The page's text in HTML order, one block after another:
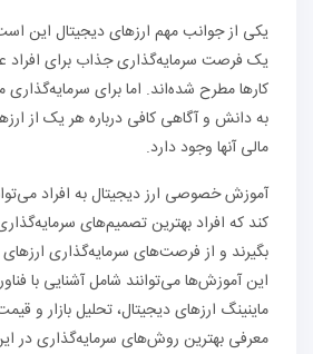
یکی از جوانب مهم ارزهای دیجیتال این
یک فرصت سرمایه‌گذاری جذاب برای
کارها مطرح شده‌اند. اما برای سرمایه‌گذاری
به دانش و آگاهی کافی درباره هر یک از
مالی آنها وجود دارد.
آموزش خصوصی ارز دیجیتال به افراد
کند که افراد بهترین تصمیم‌های
بگیرند و از فرصت‌های سرمایه‌گذاری ارزهای
این آموزش‌ها می‌توانند شامل آشنایی با
ماینینگ ارزهای دیجیتال، تحلیل بازار و
معرفی بهترین روش‌های سرمایه‌گذاری در